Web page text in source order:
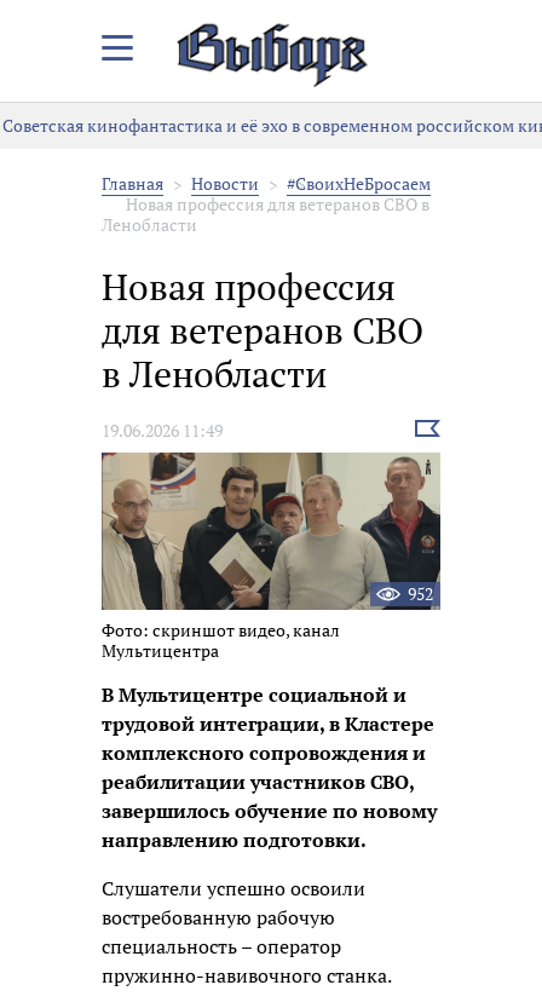
Закрыть/
меню
Советская кинофантастика и её эхо в современном российском
Главная Новости
#СвоихНеБросаем
Новая профессия для ветеранов СВО в
Ленобласти
Новая профессия
для ветеранов СВО
в Ленобласти
19.06.2026 11:49
Выбрать
новость
952
Фото: скриншот видео, канал
Мультицентра
В Мультицентре социальной и
трудовой интеграции, в Кластере
комплексного сопровождения и
реабилитации участников СВО,
завершилось обучение по новому
направлению подготовки.
Слушатели успешно освоили
востребованную рабочую
специальность – оператор
пружинно-навивочного станка.